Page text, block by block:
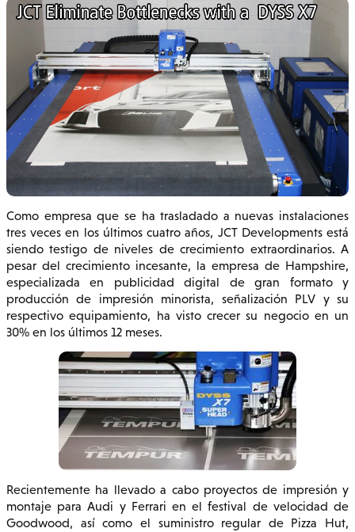
Como empresa que se ha trasladado a nuevas instalaciones
tres veces en los últimos cuatro años, JCT Developments está
siendo testigo de niveles de crecimiento extraordinarios. A
pesar del crecimiento incesante, la empresa de Hampshire,
especializada en publicidad digital de gran formato y
producción de impresión minorista, señalización PLV y su
respectivo equipamiento, ha visto crecer su negocio en un
30% en los últimos 12 meses.
Recientemente ha llevado a cabo proyectos de impresión y
montaje para Audi y Ferrari en el festival de velocidad de
Goodwood, así como el suministro regular de Pizza Hut,